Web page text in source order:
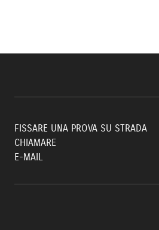
FISSARE UNA PROVA SU STRADA
CHIAMARE
E-MAIL